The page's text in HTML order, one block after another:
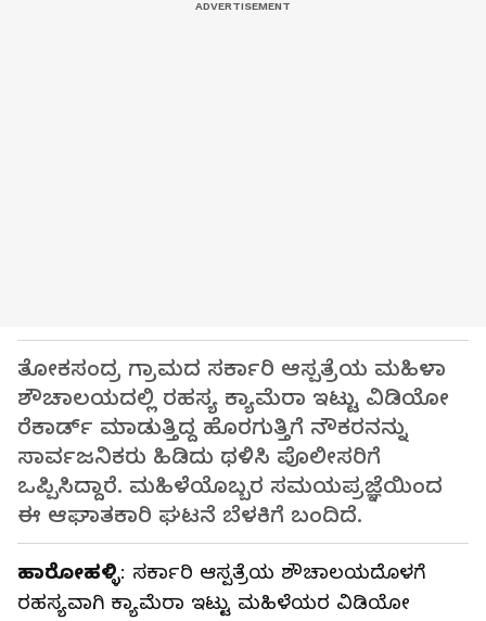
ತೋಕಸಂದ್ರ ಗ್ರಾಮದ ಸರ್ಕಾರಿ ಆಸ್ಪತ್ರೆಯ ಮಹಿಳಾ
ಶೌಚಾಲಯದಲ್ಲಿ ರಹಸ್ಯ ಕ್ಯಾಮೆರಾ ಇಟ್ಟು ವಿಡಿಯೋ
ರೆಕಾರ್ಡ್ ಮಾಡುತ್ತಿದ್ದ ಹೊರಗುತ್ತಿಗೆ ನೌಕರನನ್ನು
ಸಾರ್ವಜನಿಕರು ಹಿಡಿದು ಥಳಿಸಿ ಪೊಲೀಸರಿಗೆ
ಒಪ್ಪಿಸಿದ್ದಾರೆ. ಮಹಿಳೆಯೊಬ್ಬರ ಸಮಯಪ್ರಜ್ಞೆಯಿಂದ
ಈ ಆಘಾತಕಾರಿ ಘಟನೆ ಬೆಳಕಿಗೆ ಬಂದಿದೆ.
ಹಾರೋಹಳ್ಳಿ: ಸರ್ಕಾರಿ ಆಸ್ಪತ್ರೆಯ ಶೌಚಾಲಯದೊಳಗೆ
ರಹಸ್ಯವಾಗಿ ಕ್ಯಾಮೆರಾ ಇಟ್ಟು ಮಹಿಳೆಯರ ವಿಡಿಯೋ